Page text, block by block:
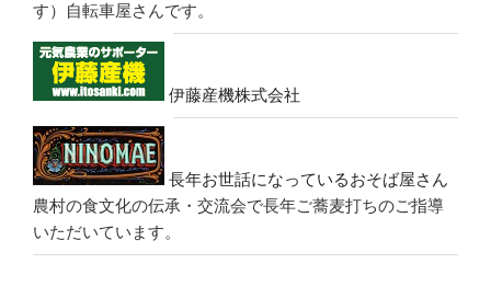
す）自転車屋さんです。
伊藤産機株式会社
長年お世話になっているおそば屋さん
農村の食文化の伝承・交流会で長年ご蕎麦打ちのご指導
いただいています。